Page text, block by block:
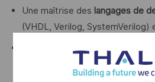
Une maîtrise des langages de
(VHDL, Verilog, SystemVerilog)
Une maîtrise les outils de